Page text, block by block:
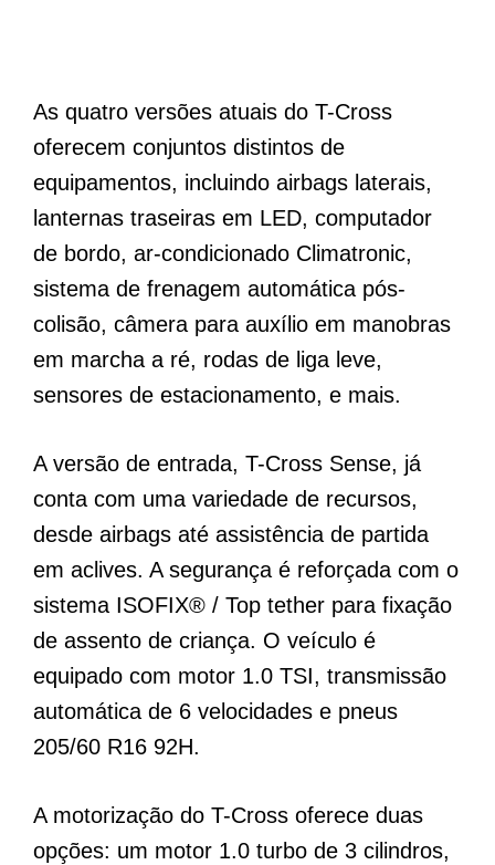
As quatro versões atuais do T-Cross
oferecem conjuntos distintos de
equipamentos, incluindo airbags laterais,
lanternas traseiras em LED, computador
de bordo, ar-condicionado Climatronic,
sistema de frenagem automática pós-
colisão, câmera para auxílio em manobras
em marcha a ré, rodas de liga leve,
sensores de estacionamento, e mais.
A versão de entrada, T-Cross Sense, já
conta com uma variedade de recursos,
desde airbags até assistência de partida
em aclives. A segurança é reforçada com o
sistema ISOFIX® / Top tether para fixação
de assento de criança. O veículo é
equipado com motor 1.0 TSI, transmissão
automática de 6 velocidades e pneus
205/60 R16 92H.
A motorização do T-Cross oferece duas
opções: um motor 1.0 turbo de 3 cilindros,